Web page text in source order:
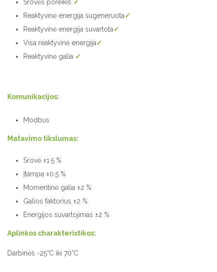
Srovės poreikis ✓
Reaktyvinė energija sugeneruota✓
Reaktyvinė energija suvartota✓
Visa reaktyvinė energija✓
Reaktyvinė galia ✓
Komunikacijos:
Modbus
Matavimo tikslumas:
Srovė ±1.5 %
Įtampa ±0.5 %
Momentinė galia ±2 %
Galios faktorius ±2 %
Energijos suvartojimas ±2 %
Aplinkos charakteristikos:
Darbinės -25°C iki 70°C